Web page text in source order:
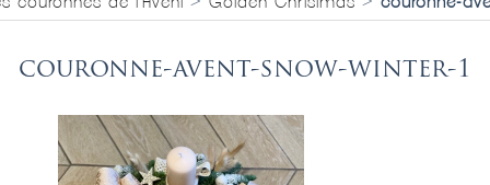
couronne-avent-snow-winter-1